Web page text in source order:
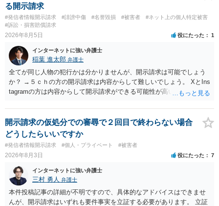
る開示請求
#発信者情報開示請求 #誹謗中傷 #名誉毀損 #被害者
#ネット上の個人特定被害
#訴訟・損害賠償請求
2026年8月5日 役にたった 1
インターネットに強い弁護士
稲葉 進太郎 弁護士
全てが同じ人物の犯行かは分かりませんが、開示請求は可能でしょう
か？ →５ｃｈの方の開示請求は内容からして難しいでしょう。 XとIns
tagramの方は内容からして開示請求ができる可能性が高いでしょう。
いでしょう。７月中にアカウントが削除されている場合、今から進め
ても失敗する可能性が高いように思われます。 相手を特定できた場
合、相手に全ての弁護士費用を負担させることは可能でしょうか？ →
訴訟外の交渉で相手方が認めれば負担させることができるでしょう。
訴訟で判決となった場合は、実際の弁護士費用が認められる場合と認
められない場合があり何ともいえないところでしょう。
開示請求の仮処分での審尋で２回目で終わらない場合
どうしたらいいですか
#発信者情報開示請求 #個人・プライベート #被害者
2026年8月3日 役にたった 7
インターネットに強い弁護士
三村 勇人 弁護士
本件投稿記事の詳細が不明ですので、具体的なアドバイスはできませ
んが、開示請求はいずれも要件事実を立証する必要があります。 立証